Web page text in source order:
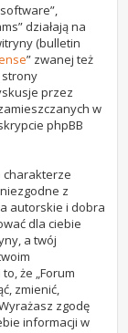
działają na
(bulletin
” zwanej też
strony
przez
w
phpBB
charakterze
z
autorskie i dobra
dla ciebie
a twój
że „Forum
zmienić,
zgodę
informacji w